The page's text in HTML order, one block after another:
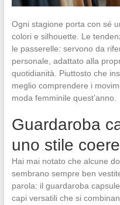
Ogni stagione porta con sé
colori e silhouette. Le
le passerelle: servono da
personale, adattato alla
quotidianità. Piuttosto che
meglio comprendere i
moda femminile quest’anno.
Guardaroba
uno stile
Hai mai notato che alcune
sembrano sempre ben
parola: il guardaroba
capi versatili che si